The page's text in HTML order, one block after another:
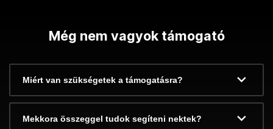
Még nem vagyok támogató
Miért van szükségetek a támogatásra?
Mekkora összeggel tudok segíteni nektek?